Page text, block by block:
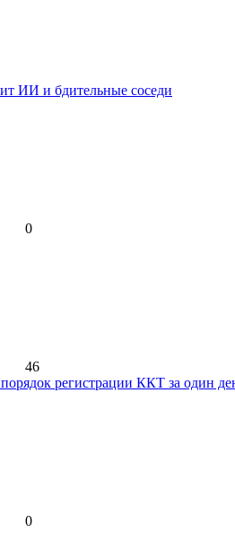
ИИ и бдительные соседи
0
46
регистрации ККТ за один
0